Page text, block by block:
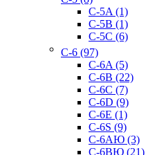
C-5A (1)
C-5B (1)
C-5C (6)
C-6 (97)
C-6A (5)
C-6B (22)
C-6C (7)
C-6D (9)
C-6E (1)
C-6S (9)
C-6AЮ (3)
C-6BЮ (21)